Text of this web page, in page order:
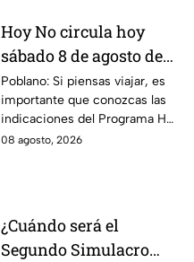
Hoy No circula hoy
sábado 8 de agosto de
2026: ¿Qué autos no
transitan en la CDMX y
EdoMex?
Poblano: Si piensas viajar, es
importante que conozcas las
indicaciones del Programa Hoy
No Circula HOY sábado 8 de
08 agosto, 2026
¿Cuándo será el
Segundo Simulacro